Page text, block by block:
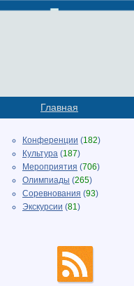
Главная
Конференции (182)
Культура (187)
Мероприятия (706)
Олимпиады (265)
Соревнования (93)
Экскурсии (81)